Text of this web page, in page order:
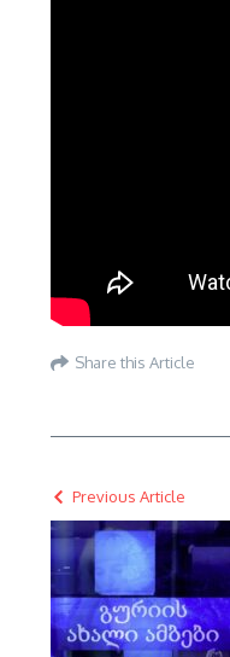
Share this Article
Previous Article